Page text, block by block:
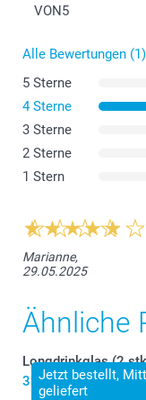
Cocktailglas - 2
Longdrinkglas - 2
VON5
Alle Bewertungen (1)
5 Sterne
4 Sterne
3 Sterne
2 Sterne
1 Stern
Marianne,
29.05.2025
Ähnliche
Jetzt bestellt,
geliefert
Longdrinkglas (2
39.95